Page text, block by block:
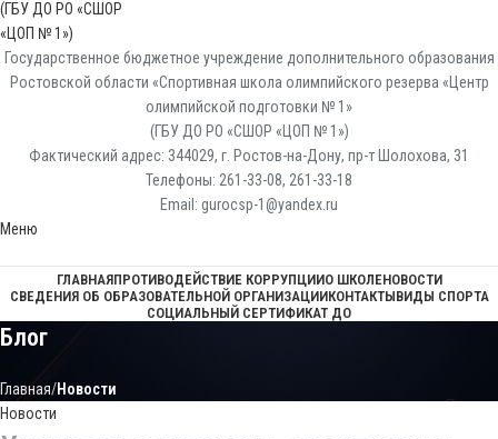
Государственное бюджетное учреждение дополнительного образования
Ростовской области «Спортивная школа олимпийского резерва «Центр
олимпийской подготовки № 1»
(ГБУ ДО РО «СШОР «ЦОП № 1»)
Фактический адрес: 344029, г. Ростов-на-Дону, пр-т Шолохова, 31
Телефоны: 261-33-08, 261-33-18
Email: gurocsp-1@yandex.ru
Меню
ГЛАВНАЯПРОТИВОДЕЙСТВИЕ КОРРУПЦИИО ШКОЛЕНОВОСТИ
СВЕДЕНИЯ ОБ ОБРАЗОВАТЕЛЬНОЙ ОРГАНИЗАЦИИКОНТАКТЫВИДЫ СПОРТА
СОЦИАЛЬНЫЙ СЕРТИФИКАТ ДО
Блог
Главная Новости
Новости